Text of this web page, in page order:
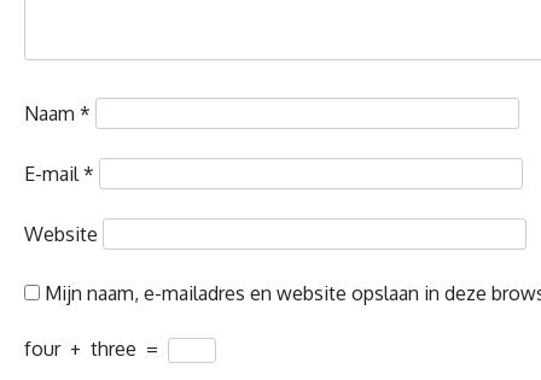
Naam *
E-mail *
Website
Mijn naam, e-mailadres en website opslaan in deze
four + three =